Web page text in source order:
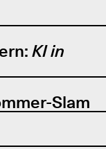
KI in
Slam